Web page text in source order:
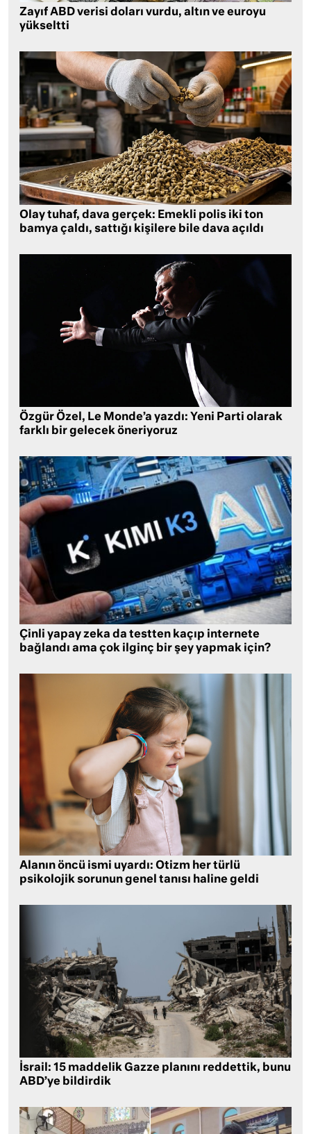
Zayıf ABD verisi doları vurdu, altın ve euroyu
yükseltti
Olay tuhaf, dava gerçek: Emekli polis iki ton
bamya çaldı, sattığı kişilere bile dava açıldı
Özgür Özel, Le Monde’a yazdı: Yeni Parti olarak
farklı bir gelecek öneriyoruz
Çinli yapay zeka da testten kaçıp internete
bağlandı ama çok ilginç bir şey yapmak için?
Alanın öncü ismi uyardı: Otizm her türlü
psikolojik sorunun genel tanısı haline geldi
İsrail: 15 maddelik Gazze planını reddettik, bunu
ABD’ye bildirdik